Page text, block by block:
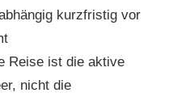
kurzfristig vor
Reise ist die aktive
nicht die